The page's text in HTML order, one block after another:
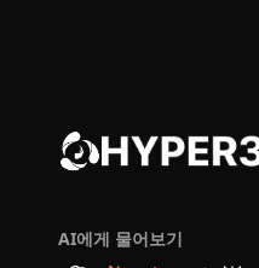
AI에게 물어보기